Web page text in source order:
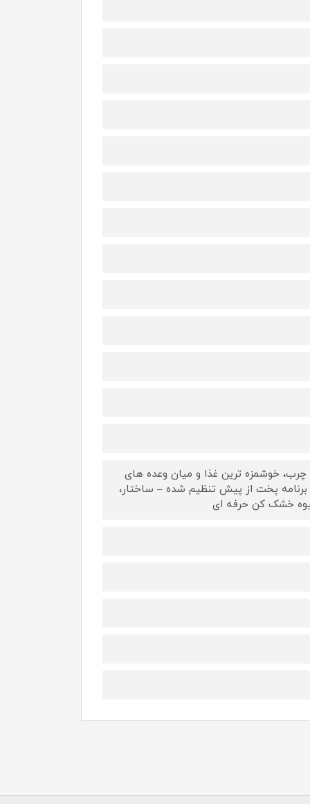
خوشمزه ترین غذا و میان وعده های
بدون روغن – پوشش نچسب، آسان برای تمیز کردن – تایمر 1-60 دقیقه، 12 برنامه پخت از پیش تنظیم شده – ساختار،
خشک کن حرفه ای